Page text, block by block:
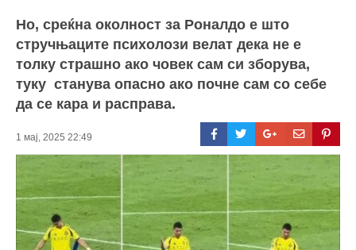
Но, среќна околност за Роналдо е што
стручњаците психолози велат дека не е
толку страшно ако човек сам си зборува,
туку станува опасно ако почне сам со себе
да се кара и расправа.
1 мај, 2025 22:49